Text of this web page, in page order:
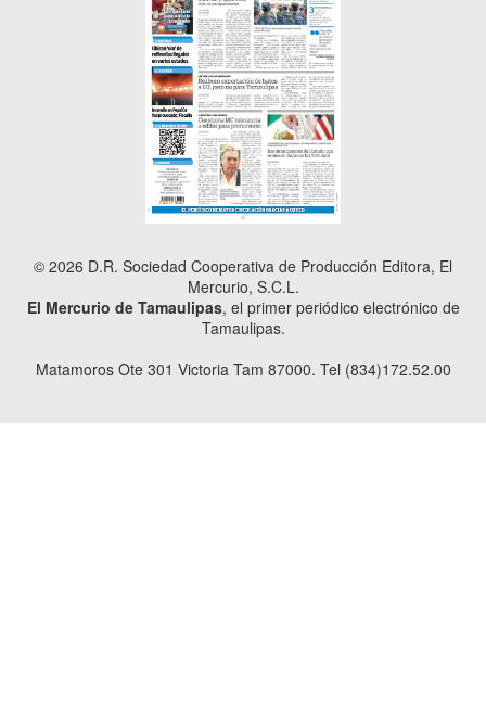
© 2026 D.R. Sociedad Cooperativa de Producción Editora, El
Mercurio, S.C.L.
El Mercurio de Tamaulipas, el primer periódico electrónico de
Tamaulipas.
Matamoros Ote 301 Victoria Tam 87000. Tel (834)172.52.00